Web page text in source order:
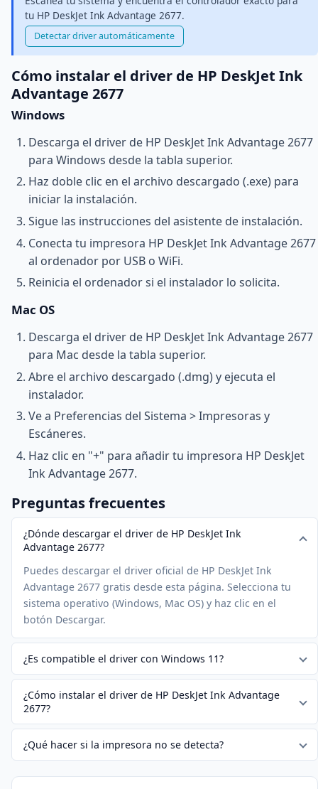
tu HP DeskJet Ink Advantage 2677.
Detectar driver automáticamente
Cómo instalar el driver de HP DeskJet Ink
Advantage 2677
Windows
Descarga el driver de HP DeskJet Ink Advantage 2677
para Windows desde la tabla superior.
Haz doble clic en el archivo descargado (.exe) para
iniciar la instalación.
Sigue las instrucciones del asistente de instalación.
Conecta tu impresora HP DeskJet Ink Advantage 2677
al ordenador por USB o WiFi.
Reinicia el ordenador si el instalador lo solicita.
Mac OS
Descarga el driver de HP DeskJet Ink Advantage 2677
para Mac desde la tabla superior.
Abre el archivo descargado (.dmg) y ejecuta el
instalador.
Ve a Preferencias del Sistema > Impresoras y
Escáneres.
Haz clic en "+" para añadir tu impresora HP DeskJet
Ink Advantage 2677.
Preguntas frecuentes
¿Dónde descargar el driver de HP DeskJet Ink
Advantage 2677?
Puedes descargar el driver oficial de HP DeskJet Ink
Advantage 2677 gratis desde esta página. Selecciona tu
sistema operativo (Windows, Mac OS) y haz clic en el
botón Descargar.
¿Es compatible el driver con Windows 11?
¿Cómo instalar el driver de HP DeskJet Ink Advantage
2677?
¿Qué hacer si la impresora no se detecta?